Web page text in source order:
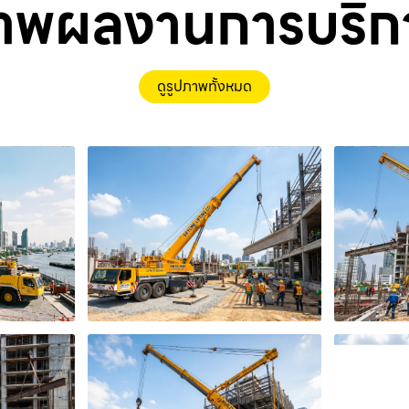
ผลงานการบริ
ดูรูปภาพทั้งหมด